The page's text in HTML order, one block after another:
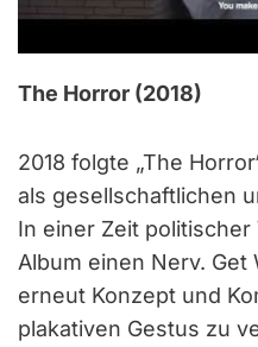
The Horror (2018)
2018 folgte „The
als gesellschaftlichen
In einer Zeit
Album einen Nerv. Get
erneut Konzept und
plakativen Gestus zu